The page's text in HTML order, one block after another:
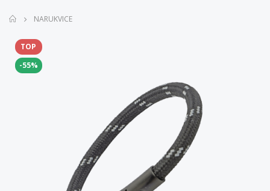
NARUKVICE
TOP
-55%